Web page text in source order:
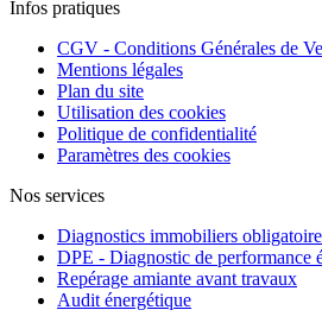
Infos pratiques
CGV - Conditions Générales de
Mentions légales
Plan du site
Utilisation des cookies
Politique de confidentialité
Paramètres des cookies
Nos services
Diagnostics immobiliers
DPE - Diagnostic de performance
Repérage amiante avant travaux
Audit énergétique